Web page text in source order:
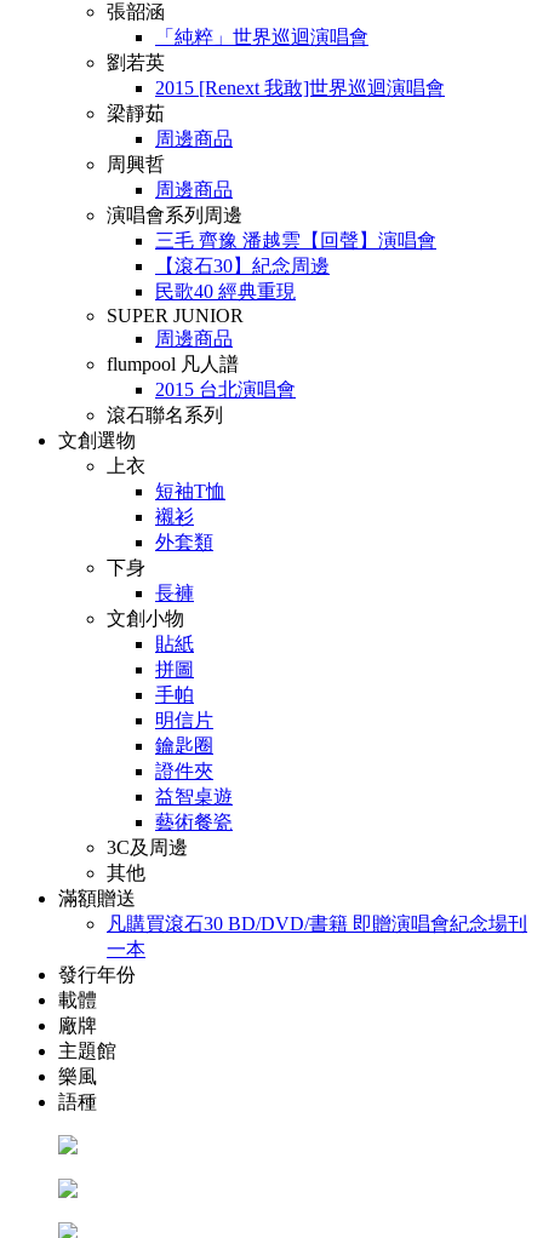
張韶涵
「純粹」世界巡迴演唱會
劉若英
2015 [Renext 我敢]世界巡迴演唱會
梁靜茹
周邊商品
周興哲
周邊商品
演唱會系列周邊
三毛 齊豫 潘越雲【回聲】演唱會
【滾石30】紀念周邊
民歌40 經典重現
SUPER JUNIOR
周邊商品
flumpool 凡人譜
2015 台北演唱會
滾石聯名系列
文創選物
上衣
短袖T恤
襯衫
外套類
下身
長褲
文創小物
貼紙
拼圖
手帕
明信片
鑰匙圈
證件夾
益智桌遊
藝術餐瓷
3C及周邊
其他
滿額贈送
凡購買滾石30 BD/DVD/書籍 即贈演唱會紀念場刊
一本
發行年份
載體
廠牌
主題館
樂風
語種